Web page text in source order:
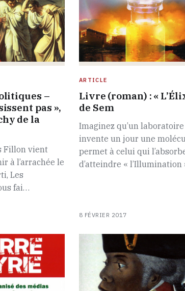
–
pas »,
de la
Fillon vient
à l’arrachée le
Les
fai…
ARTICLE
Livre (roman) : «
de Sem
Imaginez qu’un laboratoire
invente un jour une
permet à celui qui
d’atteindre « l’Illumination
8 FÉVRIER 2017